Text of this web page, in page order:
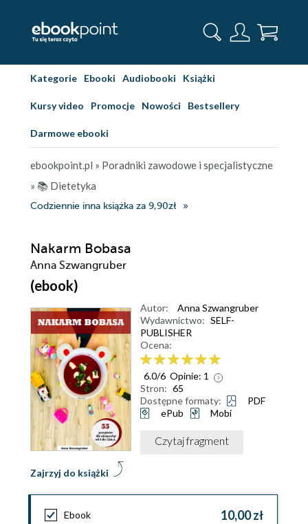
Kategorie Ebooki Audiobooki Książki
Kursy video Promocje Nowości Bestsellery
Darmowe ebooki
ebookpoint.pl » Poradniki zawodowe i specjalistyczne
» 📚 Dietetyka
Codziennie inna książka za 9,90zł
Nakarm Bobasa
Anna Szwangruber
(ebook)
Zajrzyj do książki
Autor:
Anna Szwangruber
Wydawnictwo: SELF-
PUBLISHER
Ocena:
6.0/6 Opinie: 1
Stron: 65
Dostępne formaty:
PDF
ePub
Mobi
Czytaj fragment
Ebook 10,00 zł